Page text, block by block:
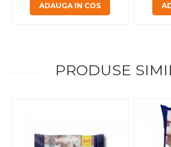
ADAUGA IN COS
PRODUSE